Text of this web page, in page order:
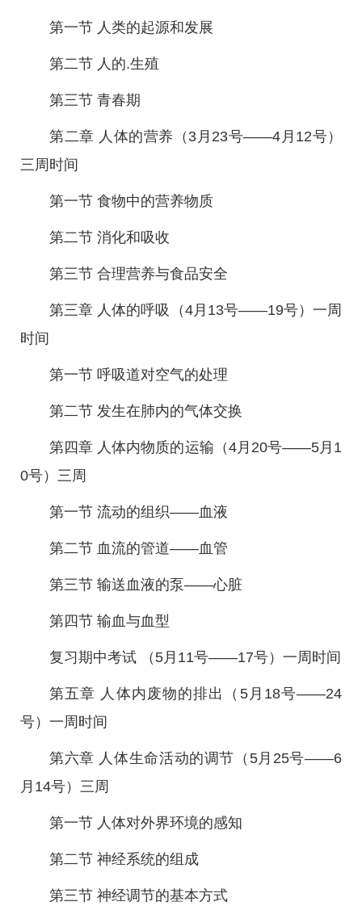
第一节 人类的起源和发展
第二节 人的.生殖
第三节 青春期
第二章 人体的营养（3月23号——4月12号）
三周时间
第一节 食物中的营养物质
第二节 消化和吸收
第三节 合理营养与食品安全
第三章 人体的呼吸（4月13号——19号）一周
时间
第一节 呼吸道对空气的处理
第二节 发生在肺内的气体交换
第四章 人体内物质的运输（4月20号——5月1
0号）三周
第一节 流动的组织——血液
第二节 血流的管道——血管
第三节 输送血液的泵——心脏
第四节 输血与血型
复习期中考试 （5月11号——17号）一周时间
第五章 人体内废物的排出（5月18号——24
号）一周时间
第六章 人体生命活动的调节（5月25号——6
月14号）三周
第一节 人体对外界环境的感知
第二节 神经系统的组成
第三节 神经调节的基本方式